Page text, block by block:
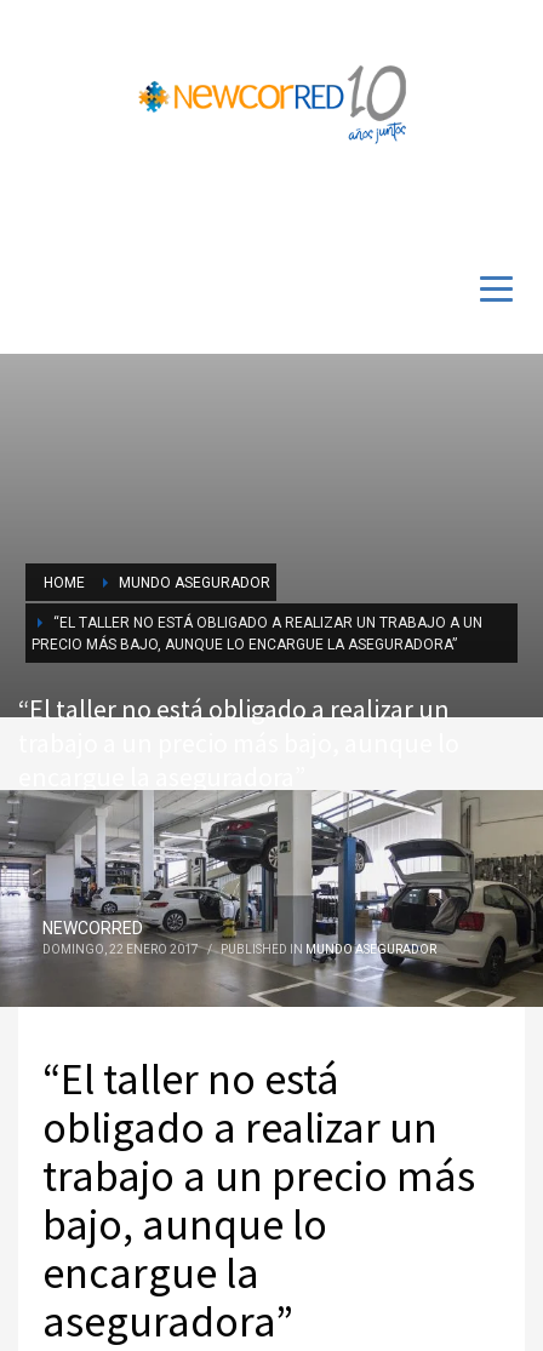
HOME MUNDO ASEGURADOR
“EL TALLER NO ESTÁ OBLIGADO A REALIZAR UN TRABAJO A UN
PRECIO MÁS BAJO, AUNQUE LO ENCARGUE LA ASEGURADORA”
“El taller no está obligado a realizar un
NEWCORRED
DOMINGO, 22 ENERO 2017 / PUBLISHED IN MUNDO ASEGURADOR
“El taller no está
obligado a realizar un
trabajo a un precio más
bajo, aunque lo
encargue la
aseguradora”